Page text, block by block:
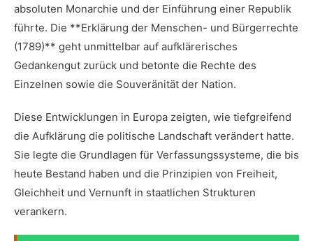
absoluten Monarchie und der Einführung⁤ einer Republik
führte. Die **Erklärung ‌der Menschen- und Bürgerrechte‌
(1789)** geht unmittelbar auf aufklärerisches
Gedankengut zurück und betonte die Rechte des
Einzelnen sowie die Souveränität der Nation.
Diese Entwicklungen in ​Europa zeigten, ⁣wie tiefgreifend
die Aufklärung die politische Landschaft verändert hatte.
Sie legte die Grundlagen für Verfassungssysteme,⁤ die bis
heute Bestand haben und die Prinzipien von Freiheit,
Gleichheit und Vernunft in ⁤staatlichen Strukturen
verankern.